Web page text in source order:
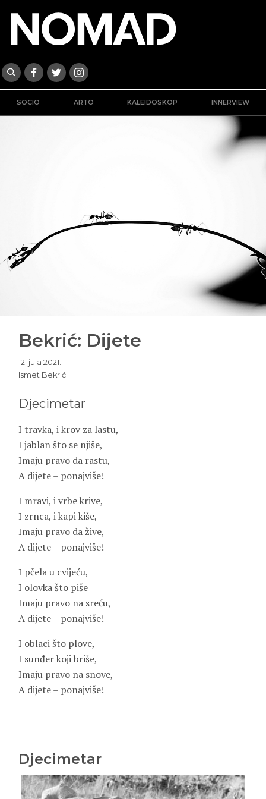
SOCIO ARTO KALEIDOSKOP INNERVIEW
Bekrić: Dijete
12. jula 2021.
Ismet Bekrić
Djecimetar
I travka, i krov za lastu,
I jablan što se njiše,
Imaju pravo da rastu,
A dijete – ponajviše!
I mravi, i vrbe krive,
I zrnca, i kapi kiše,
Imaju pravo da žive,
A dijete – ponajviše!
I pčela u cvijeću,
I olovka što piše
Imaju pravo na sreću,
A dijete – ponajviše!
I oblaci što plove,
I sunđer koji briše,
Imaju pravo na snove,
A dijete – ponajviše!
Djecimetar